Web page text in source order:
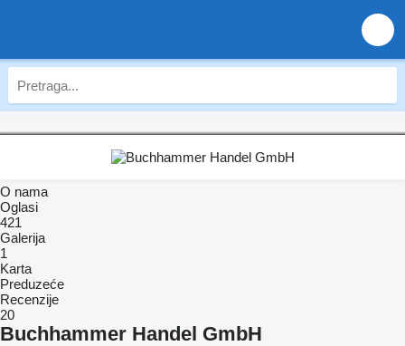
O nama
Oglasi
421
Galerija
1
Karta
Preduzeće
Recenzije
20
Buchhammer Handel GmbH